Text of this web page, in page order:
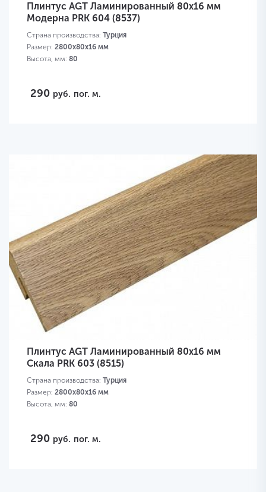
Плинтус AGT Ламинированный 80х16 мм
Модерна PRK 604 (8537)
Страна производства: Турция
Размер: 2800х80х16 мм
Высота, мм: 80
290 руб. пог. м.
Плинтус AGT Ламинированный 80х16 мм
Скала PRK 603 (8515)
Страна производства: Турция
Размер: 2800х80х16 мм
Высота, мм: 80
290 руб. пог. м.